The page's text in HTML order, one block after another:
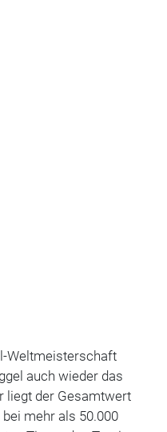
Weltmeisterschaft
auch wieder das
liegt der Gesamtwert
mehr als 50.000